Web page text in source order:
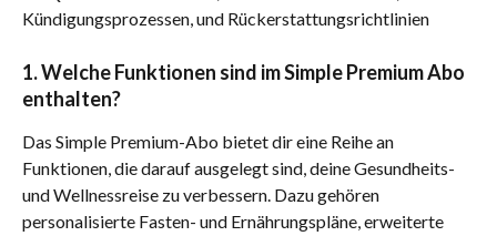
Kündigungsprozessen, und Rückerstattungsrichtlinien
1. Welche Funktionen sind im Simple Premium Abo
enthalten?
Das Simple Premium-Abo bietet dir eine Reihe an
Funktionen, die darauf ausgelegt sind, deine Gesundheits-
und Wellnessreise zu verbessern. Dazu gehören
personalisierte Fasten- und Ernährungspläne, erweiterte